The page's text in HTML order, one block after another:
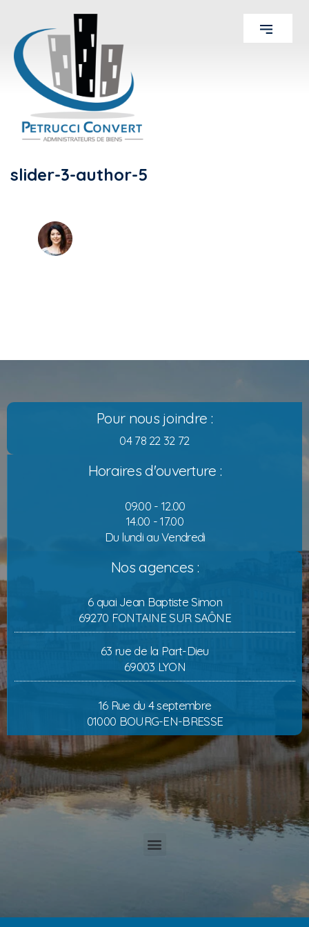
slider-3-author-5
Pour nous joindre :
04 78 22 32 72
Horaires d'ouverture :
09.00 - 12.00
14.00 - 17.00
Du lundi au Vendredi
Nos agences :
6 quai Jean Baptiste Simon
69270 FONTAINE SUR SAÔNE
63 rue de la Part-Dieu
69003 LYON
16 Rue du 4 septembre
01000 BOURG-EN-BRESSE